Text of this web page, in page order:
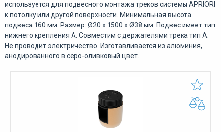
используется для подвесного монтажа треков системы APRIORI
к потолку или другой поверхности. Минимальная высота
подвеса 160 мм. Размер: Ø20 х 1500 х Ø38 мм. Подвес имеет тип
нижнего крепления A. Совместим с держателями трека тип А.
Не проводит электричество. Изготавливается из алюминия,
анодированного в серо-оливковый цвет.